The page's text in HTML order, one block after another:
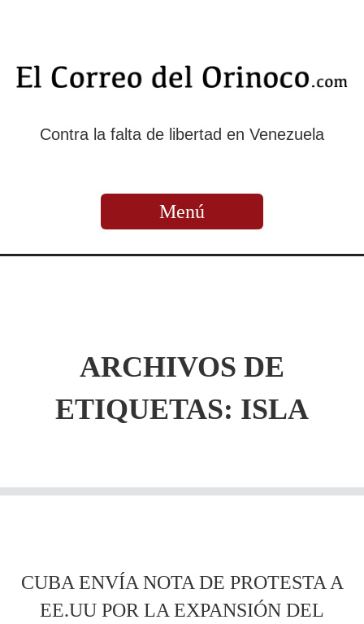
Contra la falta de libertad en Venezuela
Menú
ARCHIVOS DE
ETIQUETAS: ISLA
CUBA ENVÍA NOTA DE PROTESTA A
EE.UU POR LA EXPANSIÓN DEL